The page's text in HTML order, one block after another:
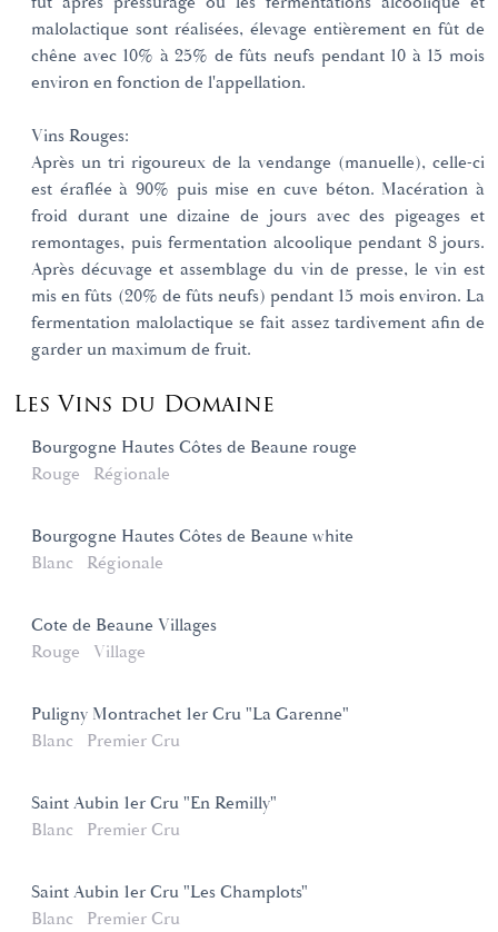
malolactique sont réalisées, élevage entièrement en fût de
chêne avec 10% à 25% de fûts neufs pendant 10 à 15 mois
environ en fonction de l'appellation.
Vins Rouges:
Après un tri rigoureux de la vendange (manuelle), celle-ci
est éraflée à 90% puis mise en cuve béton. Macération à
froid durant une dizaine de jours avec des pigeages et
remontages, puis fermentation alcoolique pendant 8 jours.
Après décuvage et assemblage du vin de presse, le vin est
mis en fûts (20% de fûts neufs) pendant 15 mois environ. La
fermentation malolactique se fait assez tardivement afin de
garder un maximum de fruit.
Les Vins du Domaine
Bourgogne Hautes Côtes de Beaune rouge
Rouge
Régionale
Bourgogne Hautes Côtes de Beaune white
Blanc
Régionale
Cote de Beaune Villages
Rouge
Village
Puligny Montrachet 1er Cru "La Garenne"
Blanc
Premier Cru
Saint Aubin 1er Cru "En Remilly"
Blanc
Premier Cru
Saint Aubin 1er Cru "Les Champlots"
Blanc
Premier Cru